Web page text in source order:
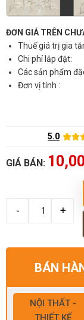
ĐƠN GIÁ TRÊN
Thuế giá trị gia
Chi phí lắp đặt:
Các sản phẩm
Đơn vị tính :
5.0
GIÁ BÁN:
BÁN
NỘI THẤT -
THIẾT KẾ